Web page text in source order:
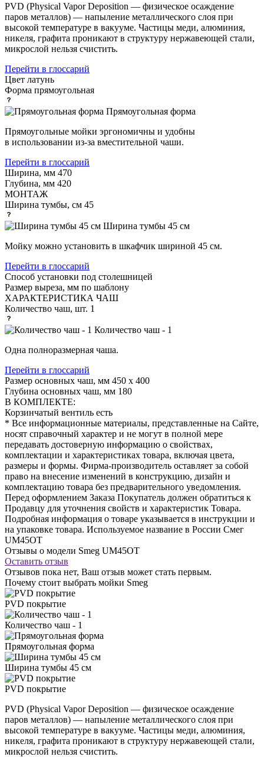
PVD (Physical Vapor Deposition — физическое осаждение
паров металлов) — напыление металлического слоя при
высокой температуре в вакууме. Частицы меди, алюминия,
никеля, графита проникают в структуру нержавеющей стали,
микрослой нельзя счистить.
Перейти в глоссарий
Цвет латунь
Форма прямоугольная
Прямоугольная форма
Прямоугольные мойки эргономичны и удобны
в использовании из-за вместительной чаши.
Перейти в глоссарий
Ширина, мм 470
Глубина, мм 420
МОНТАЖ
Ширина тумбы, см 45
Ширина тумбы 45 см
Мойку можно установить в шкафчик шириной 45 см.
Перейти в глоссарий
Способ установки под столешницей
Размер выреза, мм по шаблону
ХАРАКТЕРИСТИКА ЧАШ
Количество чаш, шт. 1
Количество чаш - 1
Одна полноразмерная чаша.
Перейти в глоссарий
Размер основных чаш, мм 450 х 400
Глубина основных чаш, мм 180
В КОМПЛЕКТЕ:
Корзинчатый вентиль есть
* Все информационные материалы, представленные на Сайте,
носят справочный характер и не могут в полной мере
передавать достоверную информацию о свойствах,
комплектации и характеристиках товара, включая цвета,
размеры и формы. Фирма-производитель оставляет за собой
право на внесение изменений в конструкцию, дизайн и
комплектацию товара без предварительного уведомления.
Перед оформлением Заказа Покупатель должен обратиться к
Продавцу для уточнения свойств и характеристик Товара.
Подробная информация о товаре указывается в инструкции и
на упаковке товара. Используемое название в России Смег
UM45OT
Отзывы о модели Smeg UM45OT
Оставить отзыв
Отзывов пока нет, Ваш отзыв может стать первым.
Почему стоит выбрать мойки Smeg
PVD покрытие
Количество чаш - 1
Прямоугольная форма
Ширина тумбы 45 см
PVD покрытие
PVD (Physical Vapor Deposition — физическое осаждение
паров металлов) — напыление металлического слоя при
высокой температуре в вакууме. Частицы меди, алюминия,
никеля, графита проникают в структуру нержавеющей стали,
микрослой нельзя счистить.